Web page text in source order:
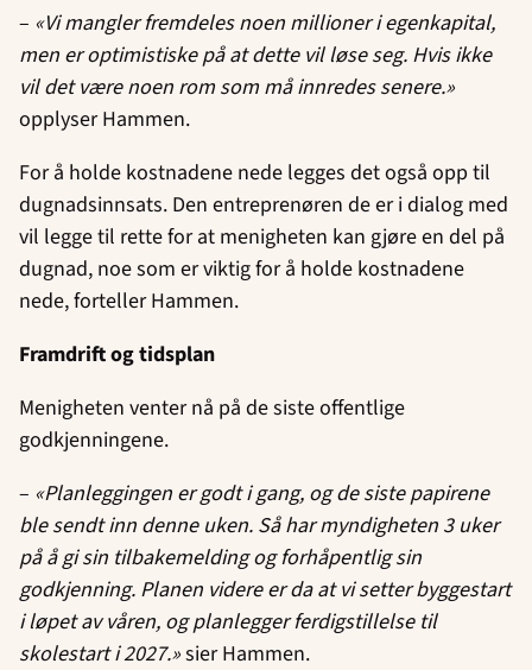
– «Vi mangler fremdeles noen millioner i egenkapital,
men er optimistiske på at dette vil løse seg. Hvis ikke
vil det være noen rom som må innredes senere.»
opplyser Hammen.
For å holde kostnadene nede legges det også opp til
dugnadsinnsats. Den entreprenøren de er i dialog med
vil legge til rette for at menigheten kan gjøre en del på
dugnad, noe som er viktig for å holde kostnadene
nede, forteller Hammen.
Framdrift og tidsplan
Menigheten venter nå på de siste offentlige
godkjenningene.
– «Planleggingen er godt i gang, og de siste papirene
ble sendt inn denne uken. Så har myndigheten 3 uker
på å gi sin tilbakemelding og forhåpentlig sin
godkjenning. Planen videre er da at vi setter byggestart
i løpet av våren, og planlegger ferdigstillelse til
skolestart i 2027.»sier Hammen.